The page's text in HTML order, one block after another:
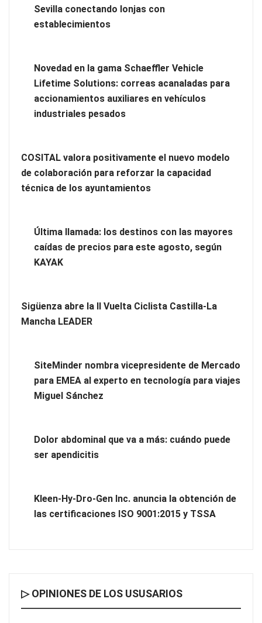
Los estudiantes que cambian a Preply mejoran su motivación,
conectando lonjas con establecimientos
vehículos industriales pesados
colaboración para reforzar la capacidad técnica de los
ayuntamientos
Sevilla conectando lonjas con
establecimientos
Novedad en la gama Schaeffler Vehicle
Lifetime Solutions: correas acanaladas para
accionamientos auxiliares en vehículos
industriales pesados
COSITAL valora positivamente el nuevo modelo
de colaboración para reforzar la capacidad
técnica de los ayuntamientos
Última llamada: los destinos con las mayores
caídas de precios para este agosto, según
KAYAK
Sigüenza abre la II Vuelta Ciclista Castilla-La
Mancha LEADER
SiteMinder nombra vicepresidente de Mercado
para EMEA al experto en tecnología para viajes
Miguel Sánchez
Dolor abdominal que va a más: cuándo puede
ser apendicitis
Kleen-Hy-Dro-Gen Inc. anuncia la obtención de
las certificaciones ISO 9001:2015 y TSSA
▷ OPINIONES DE LOS USUSARIOS